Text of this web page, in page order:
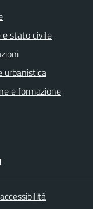
e stato civile
urbanistica
e formazione